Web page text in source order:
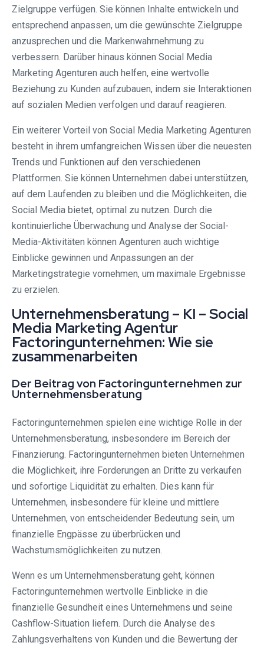
Zielgruppe verfügen. Sie können Inhalte entwickeln und
entsprechend anpassen, um die gewünschte Zielgruppe
anzusprechen und die Markenwahrnehmung zu
verbessern. Darüber hinaus können Social Media
Marketing Agenturen auch helfen, eine wertvolle
Beziehung zu Kunden aufzubauen, indem sie Interaktionen
auf sozialen Medien verfolgen und darauf reagieren.
Ein weiterer Vorteil von Social Media Marketing Agenturen
besteht in ihrem umfangreichen Wissen über die neuesten
Trends und Funktionen auf den verschiedenen
Plattformen. Sie können Unternehmen dabei unterstützen,
auf dem Laufenden zu bleiben und die Möglichkeiten, die
Social Media bietet, optimal zu nutzen. Durch die
kontinuierliche Überwachung und Analyse der Social-
Media-Aktivitäten können Agenturen auch wichtige
Einblicke gewinnen und Anpassungen an der
Marketingstrategie vornehmen, um maximale Ergebnisse
zu erzielen.
Unternehmensberatung – KI – Social
Media Marketing Agentur
Factoringunternehmen: Wie sie
zusammenarbeiten
Der Beitrag von Factoringunternehmen zur
Unternehmensberatung
Factoringunternehmen spielen eine wichtige Rolle in der
Unternehmensberatung, insbesondere im Bereich der
Finanzierung. Factoringunternehmen bieten Unternehmen
die Möglichkeit, ihre Forderungen an Dritte zu verkaufen
und sofortige Liquidität zu erhalten. Dies kann für
Unternehmen, insbesondere für kleine und mittlere
Unternehmen, von entscheidender Bedeutung sein, um
finanzielle Engpässe zu überbrücken und
Wachstumsmöglichkeiten zu nutzen.
Wenn es um Unternehmensberatung geht, können
Factoringunternehmen wertvolle Einblicke in die
finanzielle Gesundheit eines Unternehmens und seine
Cashflow-Situation liefern. Durch die Analyse des
Zahlungsverhaltens von Kunden und die Bewertung der